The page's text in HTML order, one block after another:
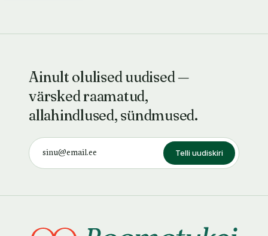
Ainult olulised uudised —
värsked raamatud,
allahindlused, sündmused.
Telli uudiskiri